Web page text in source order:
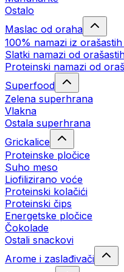
Ostalo
Maslac od oraha
100% namazi iz
Slatki namazi od
Proteinski namazi od
Superfood
Zelena superhrana
Vlakna
Ostala superhrana
Grickalice
Proteinske pločice
Suho meso
Liofilizirano voće
Proteinski kolačići
Proteinski čips
Energetske pločice
Čokolade
Ostali snackovi
Arome i zaslađivači